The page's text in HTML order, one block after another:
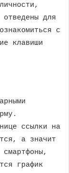
для
с
клавиши
ссылки на
а значит
график